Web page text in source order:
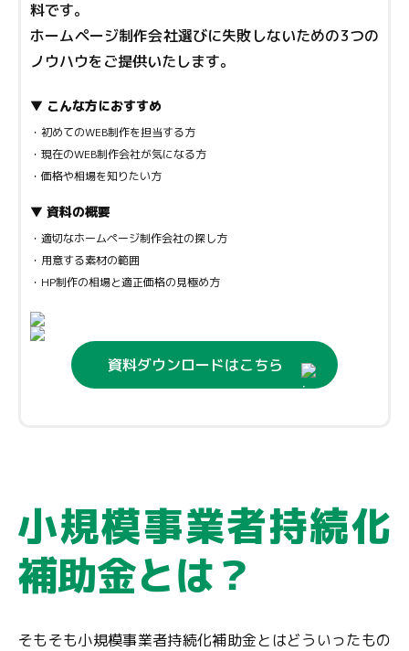
料です。
ホームページ制作会社選びに失敗しないための3つの
ノウハウをご提供いたします。
▼ こんな方におすすめ
・初めてのWEB制作を担当する方
・現在のWEB制作会社が気になる方
・価格や相場を知りたい方
▼ 資料の概要
・適切なホームページ制作会社の探し方
・用意する素材の範囲
・HP制作の相場と適正価格の見極め方
資料ダウンロードはこちら
小規模事業者持続化
補助金とは？
そもそも小規模事業者持続化補助金とはどういったもの